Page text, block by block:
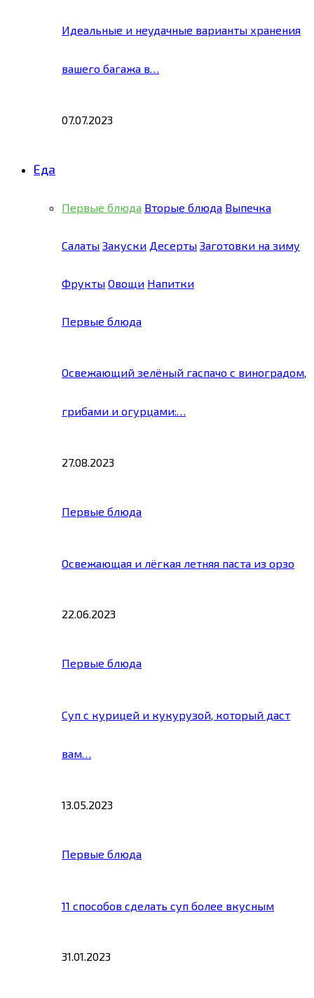
Идеальные и неудачные варианты хранения
вашего багажа в…
07.07.2023
Еда
Первые блюда Вторые блюда Выпечка
Салаты Закуски Десерты Заготовки на зиму
Фрукты Овощи Напитки
Первые блюда
Освежающий зелёный гаспачо с виноградом,
грибами и огурцами:…
27.08.2023
Первые блюда
Освежающая и лёгкая летняя паста из орзо
22.06.2023
Первые блюда
Суп с курицей и кукурузой, который даст
вам…
13.05.2023
Первые блюда
11 способов сделать суп более вкусным
31.01.2023